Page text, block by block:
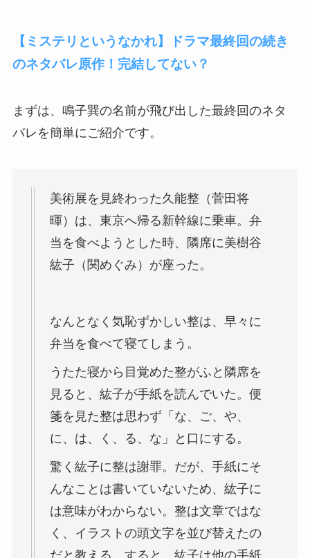
【ミステリというなかれ】ドラマ最終回の続き
のネタバレ原作！完結してない？
まずは、鳴子巽の名前が飛び出した最終回のネタ
バレを簡単にご紹介です。
美術展を見終わった久能整（菅田将
暉）は、東京へ帰る新幹線に乗車。弁
当を食べようとした時、隣席に美樹谷
紘子（関めぐみ）が座った。
なんとなく気恥ずかしい整は、早々に
弁当を食べて寝てしまう。
うたた寝から目覚めた整がふと隣席を
見ると、紘子が手紙を読んでいた。便
箋を見た整は思わず「な、ご、や、
に、は、く、る、な」と口にする。
驚く紘子に整は謝罪。だが、手紙にそ
んなことは書いていないため、紘子に
は意味がわからない。整は文章ではな
く、イラストの頭文字を並び替えたの
だと教える。すると、紘子は他の手紙